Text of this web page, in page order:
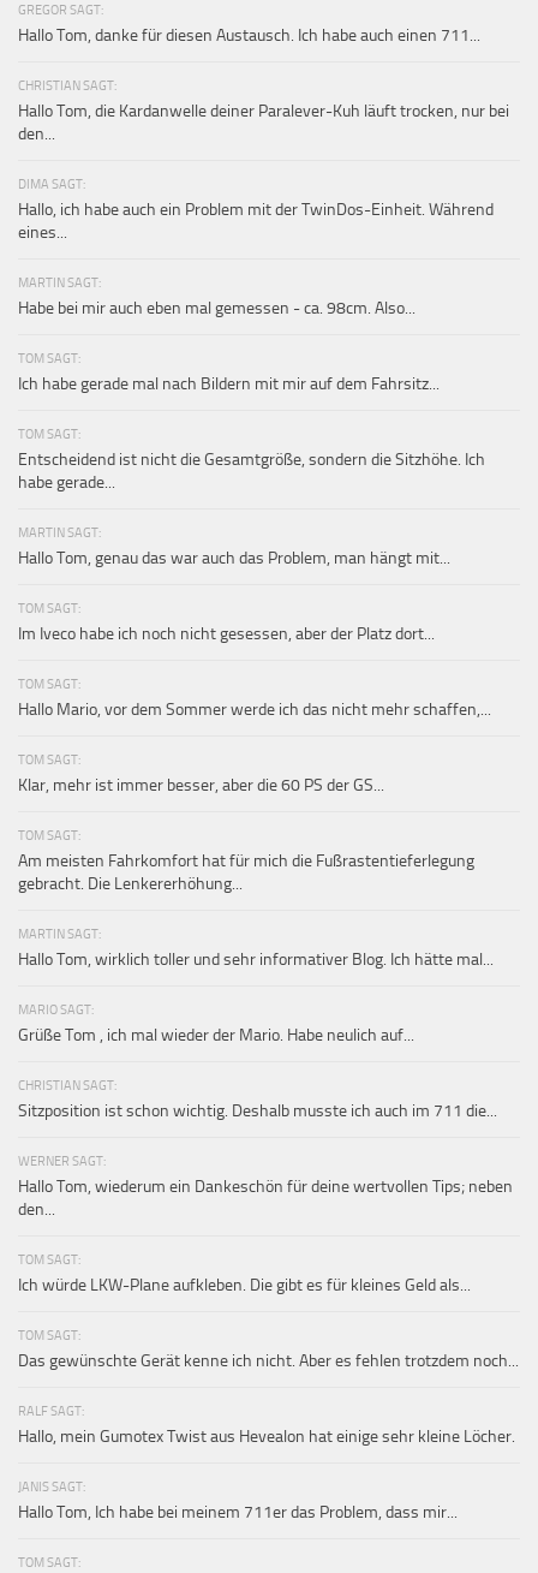
GREGOR SAGT:
Hallo Tom, danke für diesen Austausch. Ich habe auch einen 711...
CHRISTIAN SAGT:
Hallo Tom, die Kardanwelle deiner Paralever-Kuh läuft trocken, nur bei
den...
DIMA SAGT:
Hallo, ich habe auch ein Problem mit der TwinDos-Einheit. Während
eines...
MARTIN SAGT:
Habe bei mir auch eben mal gemessen - ca. 98cm. Also...
TOM SAGT:
Ich habe gerade mal nach Bildern mit mir auf dem Fahrsitz...
TOM SAGT:
Entscheidend ist nicht die Gesamtgröße, sondern die Sitzhöhe. Ich
habe gerade...
MARTIN SAGT:
Hallo Tom, genau das war auch das Problem, man hängt mit...
TOM SAGT:
Im Iveco habe ich noch nicht gesessen, aber der Platz dort...
TOM SAGT:
Hallo Mario, vor dem Sommer werde ich das nicht mehr schaffen,...
TOM SAGT:
Klar, mehr ist immer besser, aber die 60 PS der GS...
TOM SAGT:
Am meisten Fahrkomfort hat für mich die Fußrastentieferlegung
gebracht. Die Lenkererhöhung...
MARTIN SAGT:
Hallo Tom, wirklich toller und sehr informativer Blog. Ich hätte mal...
MARIO SAGT:
Grüße Tom , ich mal wieder der Mario. Habe neulich auf...
CHRISTIAN SAGT:
Sitzposition ist schon wichtig. Deshalb musste ich auch im 711 die...
WERNER SAGT:
Hallo Tom, wiederum ein Dankeschön für deine wertvollen Tips; neben
den...
TOM SAGT:
Ich würde LKW-Plane aufkleben. Die gibt es für kleines Geld als...
TOM SAGT:
Das gewünschte Gerät kenne ich nicht. Aber es fehlen trotzdem noch...
RALF SAGT:
Hallo, mein Gumotex Twist aus Hevealon hat einige sehr kleine Löcher.
JANIS SAGT:
Hallo Tom, Ich habe bei meinem 711er das Problem, dass mir...
TOM SAGT: